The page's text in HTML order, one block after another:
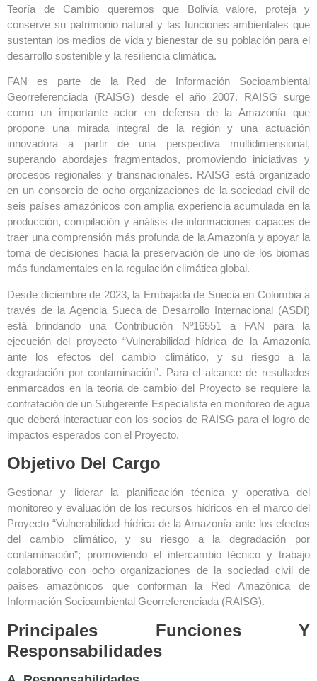
Teoría de Cambio queremos que Bolivia valore, proteja y
conserve su patrimonio natural y las funciones ambientales que
sustentan los medios de vida y bienestar de su población para el
desarrollo sostenible y la resiliencia climática.
FAN es parte de la Red de Información Socioambiental
Georreferenciada (RAISG) desde el año 2007. RAISG surge
como un importante actor en defensa de la Amazonía que
propone una mirada integral de la región y una actuación
innovadora a partir de una perspectiva multidimensional,
superando abordajes fragmentados, promoviendo iniciativas y
procesos regionales y transnacionales. RAISG está organizado
en un consorcio de ocho organizaciones de la sociedad civil de
seis países amazónicos con amplia experiencia acumulada en la
producción, compilación y análisis de informaciones capaces de
traer una comprensión más profunda de la Amazonía y apoyar la
toma de decisiones hacia la preservación de uno de los biomas
más fundamentales en la regulación climática global.
Desde diciembre de 2023, la Embajada de Suecia en Colombia a
través de la Agencia Sueca de Desarrollo Internacional (ASDI)
está brindando una Contribución Nº16551 a FAN para la
ejecución del proyecto “Vulnerabilidad hídrica de la Amazonía
ante los efectos del cambio climático, y su riesgo a la
degradación por contaminación”. Para el alcance de resultados
enmarcados en la teoría de cambio del Proyecto se requiere la
contratación de un Subgerente Especialista en monitoreo de agua
que deberá interactuar con los socios de RAISG para el logro de
impactos esperados con el Proyecto.
Objetivo Del Cargo
Gestionar y liderar la planificación técnica y operativa del
monitoreo y evaluación de los recursos hídricos en el marco del
Proyecto “Vulnerabilidad hídrica de la Amazonía ante los efectos
del cambio climático, y su riesgo a la degradación por
contaminación”; promoviendo el intercambio técnico y trabajo
colaborativo con ocho organizaciones de la sociedad civil de
países amazónicos que conforman la Red Amazónica de
Información Socioambiental Georreferenciada (RAISG).
Principales Funciones Y
Responsabilidades